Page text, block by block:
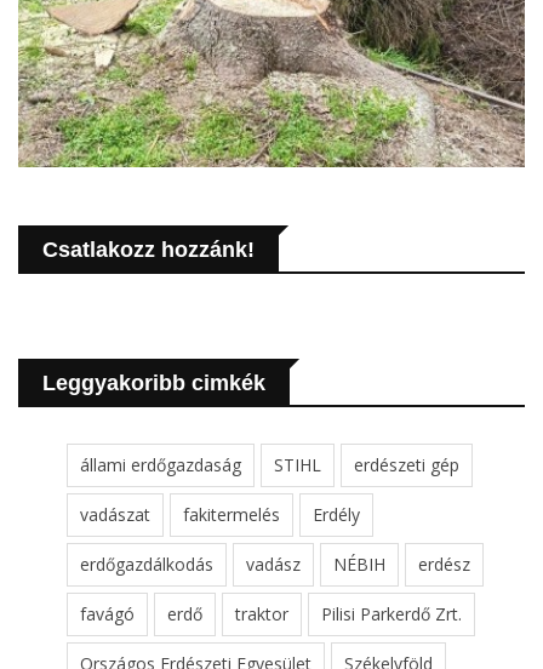
Csatlakozz hozzánk!
Leggyakoribb cimkék
állami erdőgazdaság STIHL erdészeti gép
vadászat fakitermelés Erdély
erdőgazdálkodás vadász NÉBIH erdész
favágó erdő traktor Pilisi Parkerdő Zrt.
Országos Erdészeti Egyesület Székelyföld